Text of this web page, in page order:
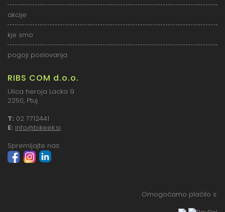
akcije
kje smo
pogoji poslovanja
RIBS COM d.o.o.
Ulica heroja Lacka 9
2250, Ptuj
T: 02 7712441
E: info@bikeek.si
Spremljajte nas:
Omogočamo plačilo s: